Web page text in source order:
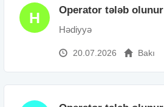
H Operator tələb olunur
Hədiyyə
20.07.2026 Bakı